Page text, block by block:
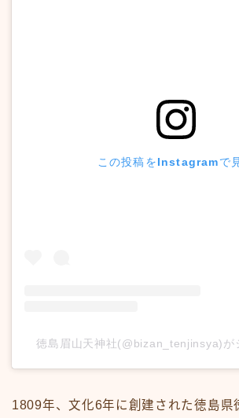
この投稿をInstagramで
徳島眉山天神社(@bizan_tenjinsya)が
1809年、文化6年に創建された徳島県